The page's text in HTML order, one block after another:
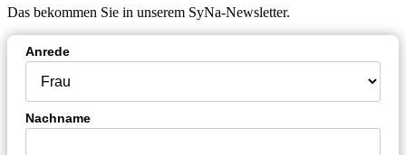
Das bekommen Sie in unserem SyNa-Newsletter.
Anrede
Nachname